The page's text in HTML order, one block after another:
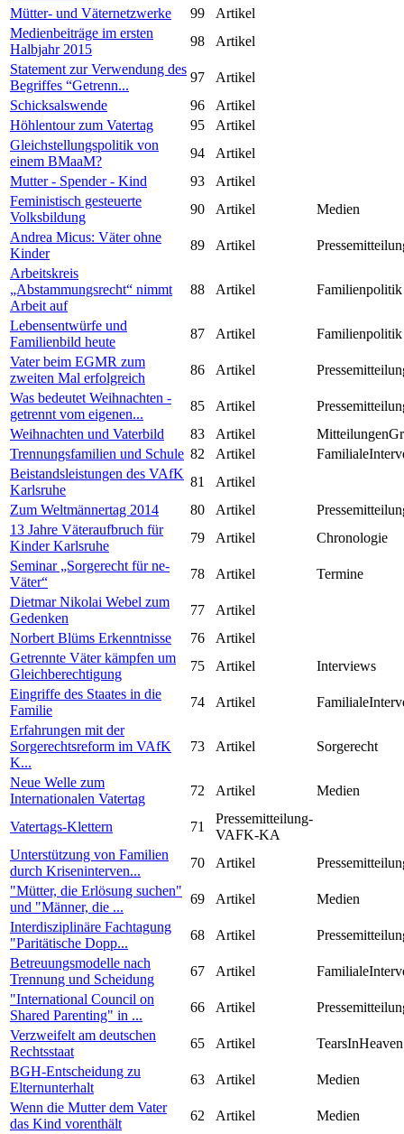
Mütter- und Väternetzwerke 99
Artikel
Medienbeiträge im ersten
Halbjahr 2015
98
Artikel
Statement zur Verwendung des
Begriffes “Getrenn...
97
Artikel
Schicksalswende
96
Artikel
Höhlentour zum Vatertag
95
Artikel
Gleichstellungspolitik von
einem BMaaM?
94
Artikel
Mutter - Spender - Kind
93
Artikel
Feministisch gesteuerte
Volksbildung
90 Artikel
Medien
Andrea Micus: Väter ohne
Kinder
89 Artikel
Arbeitskreis
„Abstammungsrecht“ nimmt
Arbeit auf
88 Artikel Familienpolitik
Lebensentwürfe und
Familienbild heute
87 Artikel
Familienpolitik
Vater beim EGMR zum
zweiten Mal erfolgreich
86 Artikel
Was bedeutet Weihnachten -
getrennt vom eigenen...
85 Artikel
Weihnachten und Vaterbild
83 Artikel
Trennungsfamilien und Schule 82 Artikel
Beistandsleistungen des VAfK
Karlsruhe
81
Artikel
Zum Weltmännertag 2014
80 Artikel
13 Jahre Väteraufbruch für
Kinder Karlsruhe
79 Artikel
Chronologie
Seminar „Sorgerecht für ne-
Väter“
78 Artikel
Termine
Dietmar Nikolai Webel zum
Gedenken
77
Artikel
Norbert Blüms Erkenntnisse
76
Artikel
Getrennte Väter kämpfen um
Gleichberechtigung
75 Artikel
Interviews
Eingriffe des Staates in die
Familie
74 Artikel
Erfahrungen mit der
Sorgerechtsreform im VAfK
K...
73 Artikel Sorgerecht
Neue Welle zum
Internationalen Vatertag
72 Artikel Medien
Vatertags-Klettern 71
Pressemitteilung-
VAFK-KA
Unterstützung von Familien
durch Kriseninterven...
70 Artikel
"Mütter, die Erlösung suchen"
und "Männer, die ...
69 Artikel
Medien
Interdisziplinäre Fachtagung
"Paritätische Dopp...
68 Artikel
Betreuungsmodelle nach
Trennung und Scheidung
67 Artikel
"International Council on
Shared Parenting" in ...
66 Artikel
Verzweifelt am deutschen
Rechtsstaat
65 Artikel
TearsInHeaven
BGH-Entscheidung zu
Elternunterhalt
63 Artikel
Medien
Wenn die Mutter dem Vater
das Kind vorenthält
62 Artikel
Medien